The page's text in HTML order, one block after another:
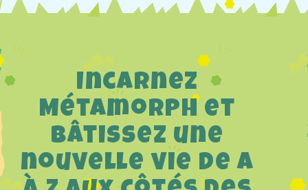
Incarnez
Métamorph et
bâtissez une
nouvelle vie de A